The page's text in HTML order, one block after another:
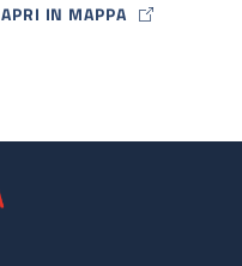
APRI IN MAPPA
MAP ICON